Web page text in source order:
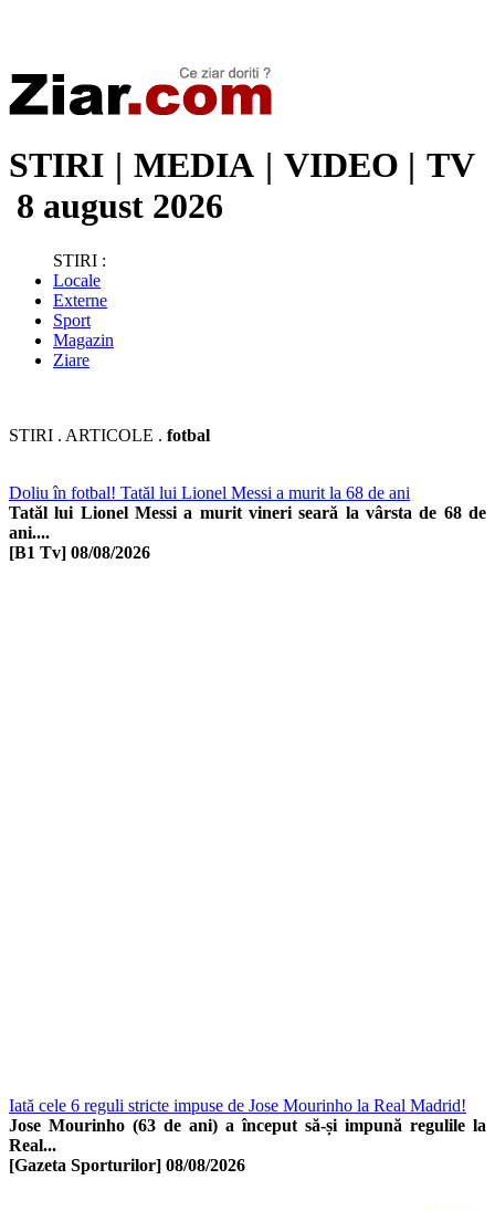
STIRI | MEDIA | VIDEO | TV
8 august 2026
STIRI :
Locale
Externe
Sport
Magazin
Ziare
STIRI . ARTICOLE . fotbal
Doliu în fotbal! Tatăl lui Lionel Messi a murit la 68 de ani
Tatăl lui Lionel Messi a murit vineri seară la vârsta de 68 de
ani....
[B1 Tv] 08/08/2026
Iată cele 6 reguli stricte impuse de Jose Mourinho la Real Madrid!
Jose Mourinho (63 de ani) a început să-și impună regulile la
Real...
[Gazeta Sporturilor] 08/08/2026